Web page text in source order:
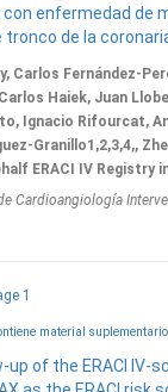
enfermedad de
de la
Carlos Fernández-
Haiek, Juan
Ignacio Rifourcat,
Granillo1,2,3,4,,
ERACI IV Registry
Cardioangiologí­a
material suplementario
up of the ERACI IV-